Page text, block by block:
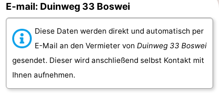
Cadzand
-
Natur
Zwin
Wetter
E-mail: Duinweg 33 Boswei
Diese Daten werden direkt und automatisch per
E-Mail an den Vermieter von Duinweg 33 Boswei
gesendet. Dieser wird anschließend selbst Kontakt mit
Ihnen aufnehmen.